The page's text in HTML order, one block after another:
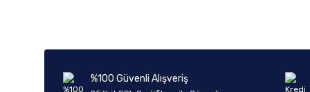
Ürün fiyatı diğer sitelerden daha pahalı.
%100 Güvenli Alışveriş